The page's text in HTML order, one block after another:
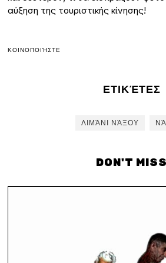
αύξηση της τουριστικής κίνησης!
ΚΟΙΝΟΠΟΙΉΣΤΕ
ΕΤΙΚΈΤΕΣ
ΛΙΜΆΝΙ ΝΆΞΟΥ
DON'T MISS